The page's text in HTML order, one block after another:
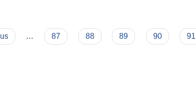
… 87 88 89 90 91